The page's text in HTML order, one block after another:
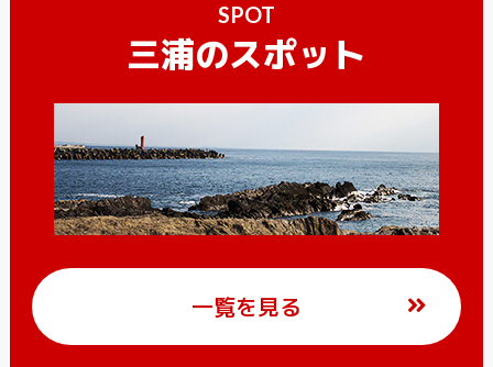
SPOT
三浦のスポット
一覧を見る